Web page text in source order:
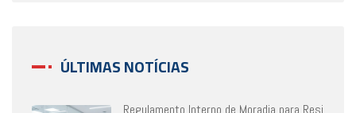
ÚLTIMAS NOTÍCIAS
Regulamento Interno de Moradia para Resi